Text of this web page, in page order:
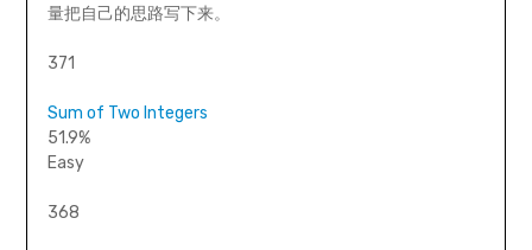
量把自己的思路写下来。
371
Sum of Two Integers
51.9%
Easy
368